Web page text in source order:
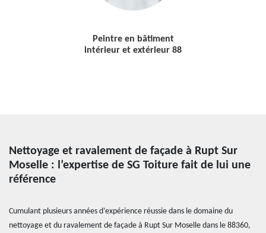
Peintre en bâtiment
intérieur et extérieur 88
Nettoyage et ravalement de façade à Rupt Sur
Moselle : l’expertise de SG Toiture fait de lui une
référence
Cumulant plusieurs années d’expérience réussie dans le domaine du
nettoyage et du ravalement de façade à Rupt Sur Moselle dans le 88360,